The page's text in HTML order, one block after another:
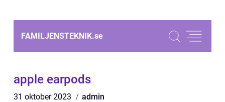
FAMILJENSTEKNIK.se
apple earpods
31 oktober 2023 admin